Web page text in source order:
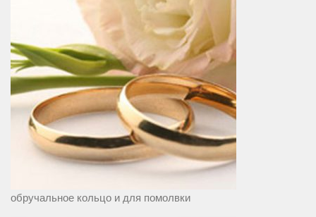
обручальное кольцо и для помолвки